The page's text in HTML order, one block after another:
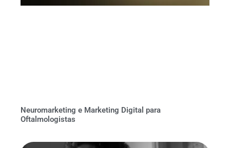
Neuromarketing e Marketing Digital para
Oftalmologistas